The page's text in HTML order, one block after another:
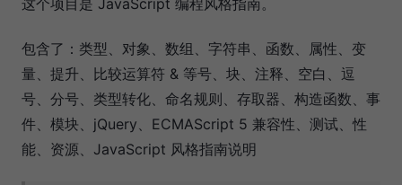
这个项目是 JavaScript 编程风格指南。
包含了：类型、对象、数组、字符串、函数、属性、变
量、提升、比较运算符 & 等号、块、注释、空白、逗
号、分号、类型转化、命名规则、存取器、构造函数、事
件、模块、jQuery、ECMAScript 5 兼容性、测试、性
能、资源、JavaScript 风格指南说明